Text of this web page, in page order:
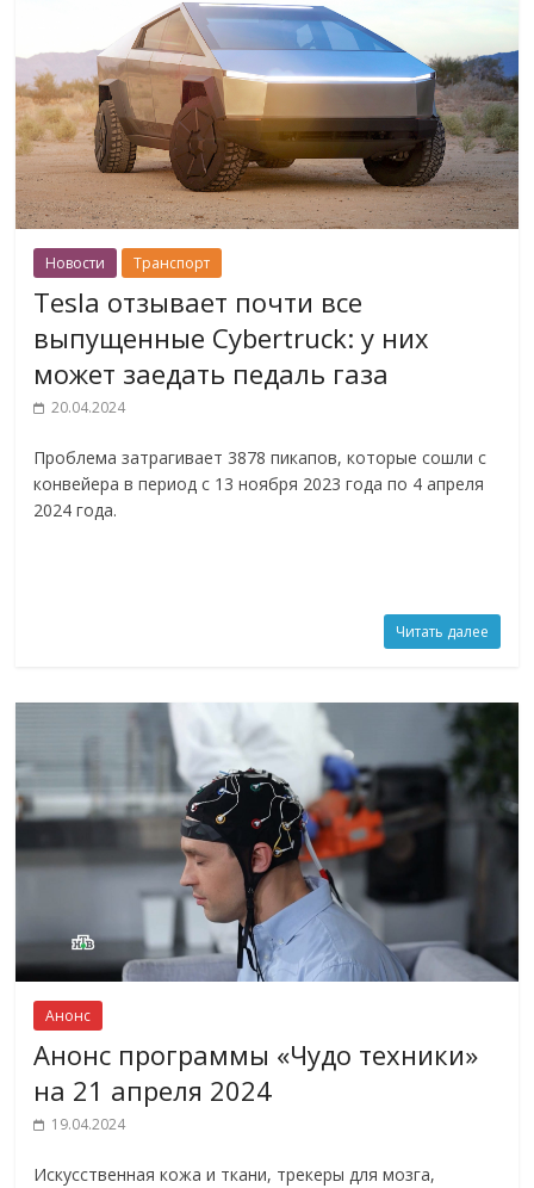
Новости Транспорт
Tesla отзывает почти все
выпущенные Cybertruck: у них
может заедать педаль газа
20.04.2024
Проблема затрагивает 3878 пикапов, которые сошли с
конвейера в период с 13 ноября 2023 года по 4 апреля
2024 года.
Читать далее
Анонс
Анонс программы «Чудо техники»
на 21 апреля 2024
19.04.2024
Искусственная кожа и ткани, трекеры для мозга,